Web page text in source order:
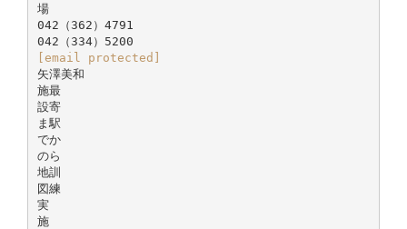
場
042（362）4791
[email protected]
矢澤美和
施最
設寄
ま駅
でか
のら
地訓
図練
実
施